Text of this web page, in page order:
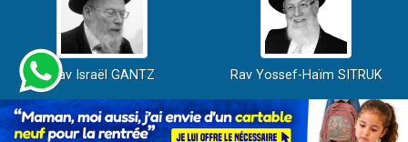
Rav Israël GANTZ Rav Yossef-Haïm SITRUK